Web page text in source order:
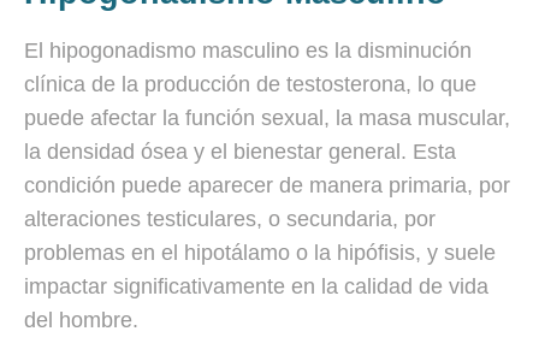
El hipogonadismo masculino es la disminución
clínica de la producción de testosterona, lo que
puede afectar la función sexual, la masa muscular,
la densidad ósea y el bienestar general. Esta
condición puede aparecer de manera primaria, por
alteraciones testiculares, o secundaria, por
problemas en el hipotálamo o la hipófisis, y suele
impactar significativamente en la calidad de vida
del hombre.